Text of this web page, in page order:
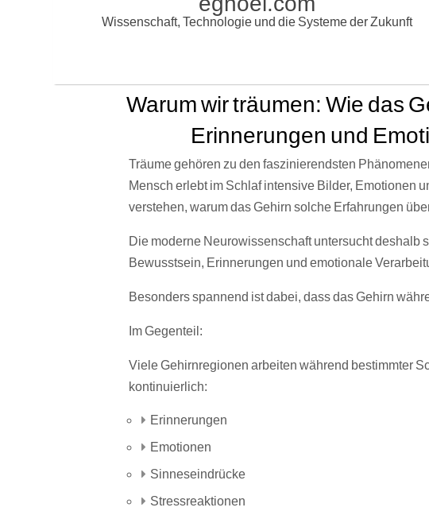
Wissenschaft, Technologie und die Systeme der Zukunft
Warum wir träumen: Wie das
Erinnerungen und
Träume gehören zu den faszinierendsten
Mensch erlebt im Schlaf intensive Bilder, Emotionen
verstehen, warum das Gehirn solche Erfahrungen
Die moderne Neurowissenschaft untersucht deshalb
Bewusstsein, Erinnerungen und emotionale
Besonders spannend ist dabei, dass das Gehirn
Im Gegenteil:
Viele Gehirnregionen arbeiten während bestimmter
kontinuierlich:
Erinnerungen
Emotionen
Sinneseindrücke
Stressreaktionen